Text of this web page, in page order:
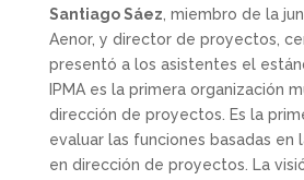
Santiago Sáez , miembro de la
Aenor, y director de proyectos,
presentó a los asistentes el
IPMA es la primera organización
dirección de proyectos. Es la
evaluar las funciones basadas en
en dirección de proyectos. La